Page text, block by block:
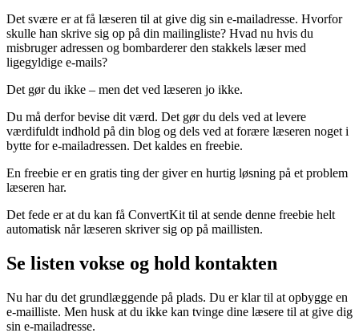
Det svære er at få læseren til at give dig sin e-mailadresse. Hvorfor
skulle han skrive sig op på din mailingliste? Hvad nu hvis du
misbruger adressen og bombarderer den stakkels læser med
ligegyldige e-mails?
Det gør du ikke – men det ved læseren jo ikke.
Du må derfor bevise dit værd. Det gør du dels ved at levere
værdifuldt indhold på din blog og dels ved at forære læseren noget i
bytte for e-mailadressen. Det kaldes en freebie.
En freebie er en gratis ting der giver en hurtig løsning på et problem
læseren har.
Det fede er at du kan få ConvertKit til at sende denne freebie helt
automatisk når læseren skriver sig op på maillisten.
Se listen vokse og hold kontakten
Nu har du det grundlæggende på plads. Du er klar til at opbygge en
e-mailliste. Men husk at du ikke kan tvinge dine læsere til at give dig
sin e-mailadresse.